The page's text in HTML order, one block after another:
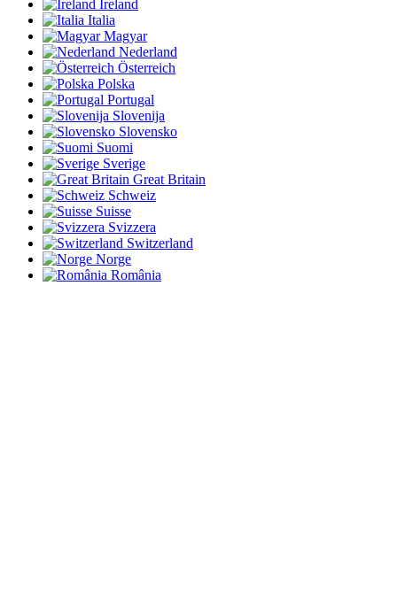
Ireland
Italia
Magyar
Nederland
Österreich
Polska
Portugal
Slovenija
Slovensko
Suomi
Sverige
Great Britain
Schweiz
Suisse
Svizzera
Switzerland
Norge
România